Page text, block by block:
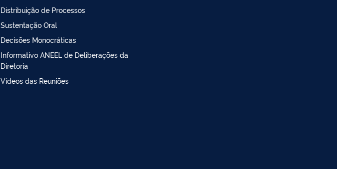
Distribuição de Processos
Sustentação Oral
Decisões Monocráticas
Informativo ANEEL de Deliberações da
Diretoria
Vídeos das Reuniões